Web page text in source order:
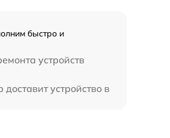
быстро и
устройств
устройство в